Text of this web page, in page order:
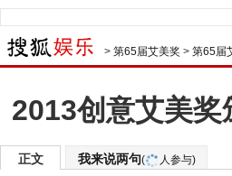
> 第65届艾美奖 > 第65届
2013创意艾美
正文 我来说两句( 人参与)